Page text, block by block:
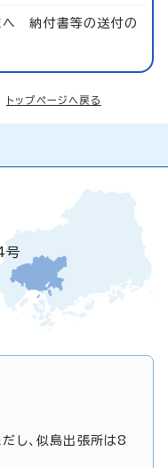
へ 納付書等の送付の
トップページへ戻る
号
し、似島出張所は8